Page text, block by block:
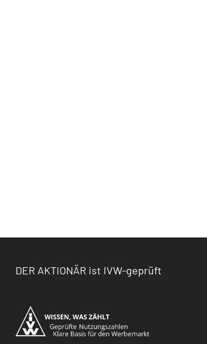
DER AKTIONÄR ist IVW-geprüft